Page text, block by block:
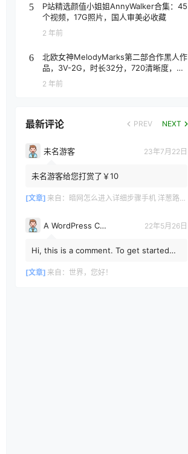
5
P站精选颜值小姐姐AnnyWalker合集：45
个视频，17G照片，国人审美必收藏
2 年前
6
北欧女神MelodyMarks第二部合作黑人作
品，3V-2G，时长32分，720清晰度，抢
先版！
2 年前
最新评论 PREV NEXT
未名游客 23年7月22日
未名游客给您打赏了￥10
[文章] 来自： 暗网怎么进入详细步骤手机 洋葱路由器手机使用教程
A WordPress Commenter 22年5月26日
Hi, this is a comment. To get started
comments, please vis...
[文章] 来自： 世界，您好！